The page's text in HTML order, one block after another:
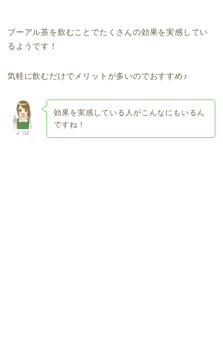
プーアル茶を飲むことでたくさんの効果を実感してい
るようです！
気軽に飲むだけでメリットが多いのでおすすめ♪
よつば
効果を実感している人がこんなにもいるん
ですね！